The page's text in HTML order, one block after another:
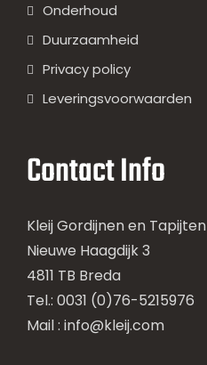
Onderhoud
Duurzaamheid
Privacy policy
Leveringsvoorwaarden
Contact Info
Kleij Gordijnen en Tapijten
Nieuwe Haagdijk 3
4811 TB Breda
Tel.: 0031 (0)76-5215976
Mail : info@kleij.com